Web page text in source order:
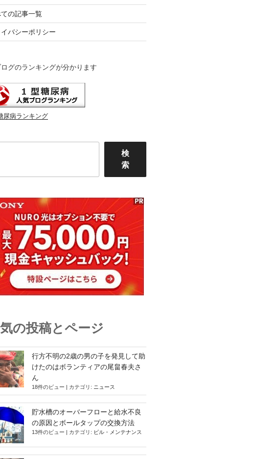
の記事一覧
バシーポリシー
グのランキングが分かります
尿病ランキング
検
索
の投稿とページ
行方不明の2歳の男の子を発見して助
けたのはボランティアの尾畠春夫さ
ん
18件のビュー | カテゴリ: ニュース
貯水槽のオーバーフローと給水不良
の原因とボールタップの交換方法
13件のビュー | カテゴリ: ビル・メンテナンス